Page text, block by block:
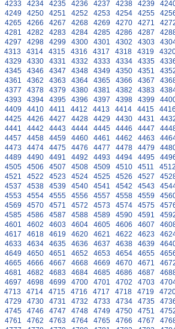
4233 4234 4235 4236 4237 4238 4239
4249 4250 4251 4252 4253 4254 4255
4265 4266 4267 4268 4269 4270 4271
4281 4282 4283 4284 4285 4286 4287
4297 4298 4299 4300 4301 4302 4303
4313 4314 4315 4316 4317 4318 4319
4329 4330 4331 4332 4333 4334 4335
4345 4346 4347 4348 4349 4350 4351
4361 4362 4363 4364 4365 4366 4367
4377 4378 4379 4380 4381 4382 4383
4393 4394 4395 4396 4397 4398 4399
4409 4410 4411 4412 4413 4414 4415
4425 4426 4427 4428 4429 4430 4431
4441 4442 4443 4444 4445 4446 4447
4457 4458 4459 4460 4461 4462 4463
4473 4474 4475 4476 4477 4478 4479
4489 4490 4491 4492 4493 4494 4495
4505 4506 4507 4508 4509 4510 4511
4521 4522 4523 4524 4525 4526 4527
4537 4538 4539 4540 4541 4542 4543
4553 4554 4555 4556 4557 4558 4559
4569 4570 4571 4572 4573 4574 4575
4585 4586 4587 4588 4589 4590 4591
4601 4602 4603 4604 4605 4606 4607
4617 4618 4619 4620 4621 4622 4623
4633 4634 4635 4636 4637 4638 4639
4649 4650 4651 4652 4653 4654 4655
4665 4666 4667 4668 4669 4670 4671
4681 4682 4683 4684 4685 4686 4687
4697 4698 4699 4700 4701 4702 4703
4713 4714 4715 4716 4717 4718 4719
4729 4730 4731 4732 4733 4734 4735
4745 4746 4747 4748 4749 4750 4751
4761 4762 4763 4764 4765 4766 4767